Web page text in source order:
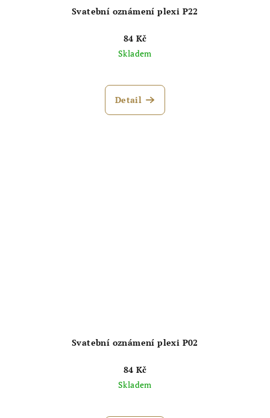
Svatební oznámení plexi P22
84 Kč
Skladem
Detail
Svatební oznámení plexi P02
84 Kč
Skladem